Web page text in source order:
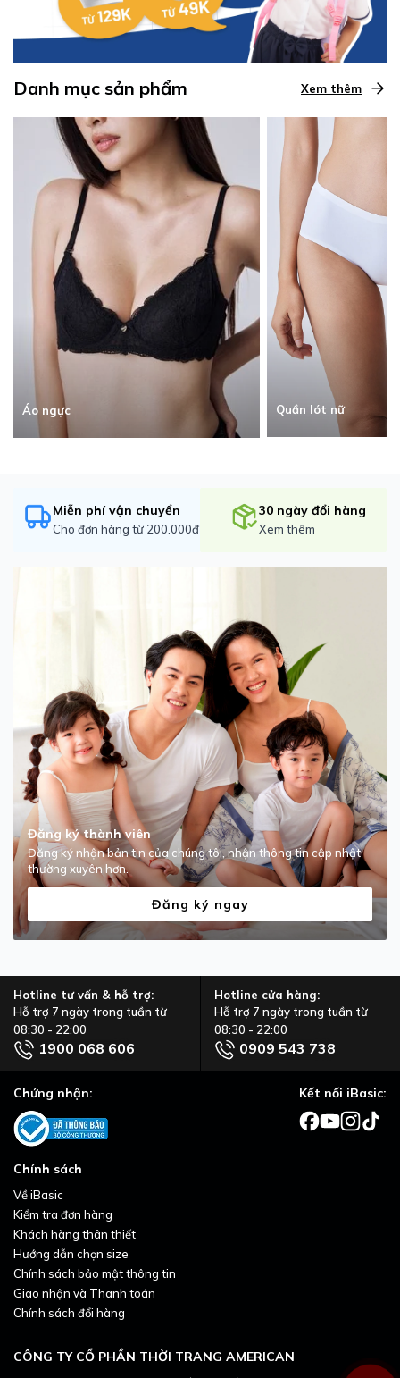
Danh mục sản phẩm Xem thêm
Áo ngực Quần lót nữ
Miễn phí vận chuyển
Cho đơn hàng từ 200.000đ
30 ngày đổi hàng
Xem thêm
Đăng ký thành viên
Đăng ký nhận bản tin của chúng tôi, nhận thông tin cập nhật
thường xuyên hơn.
Đăng ký ngay
Hotline tư vấn & hỗ trợ:
Hỗ trợ 7 ngày trong tuần từ
08:30 - 22:00
1900 068 606
Hotline cửa hàng:
Hỗ trợ 7 ngày trong tuần từ
08:30 - 22:00
0909 543 738
CÔNG TY CỔ PHẦN THỜI TRANG AMERICAN
Chính sách
Về iBasic
Kiểm tra đơn hàng
Khách hàng thân thiết
Hướng dẫn chọn size
Chính sách bảo mật thông tin
Giao nhận và Thanh toán
Chính sách đổi hàng
Chứng nhận: Kết nối iBasic: